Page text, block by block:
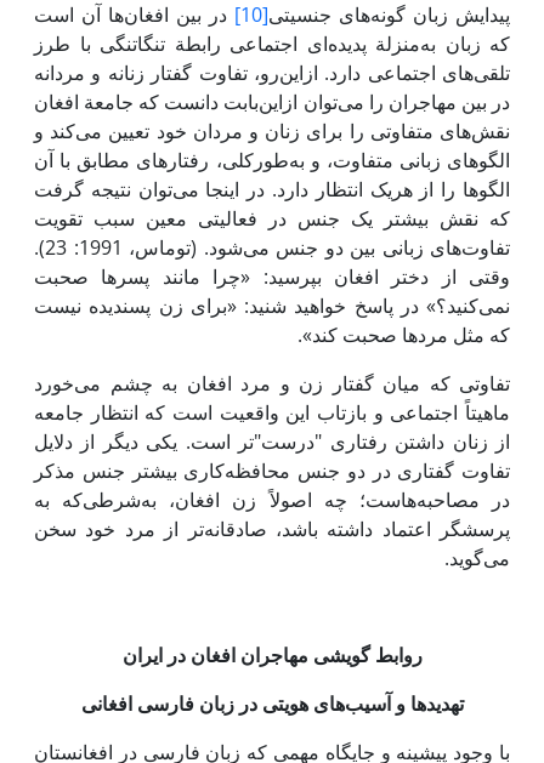
پیدایش زبان گونه‌های جنسیتی[10]
در بین افغان‌ها آن است
که زبان به‌منزلة پدیده‌ای اجتماعی رابطة تنگاتنگی با طرز
تلقی‌های اجتماعی دارد. ازاین‌رو، تفاوت گفتار زنانه و مردانه
در بین مهاجران را می‌توان ازاین‌بابت دانست که جامعة افغان‌
نقش‌های متفاوتی را برای زنان و مردان خود تعیین می‌کند و
الگوهای زبانی متفاوت، و به‌طورکلی‌، رفتارهای مطابق با آن
الگوها را از هریک انتظار دارد. در اینجا می‌توان نتیجه گرفت
که نقش بیشتر یک جنس در فعالیتی معین سبب تقویت
تفاوت‌های زبانی بین دو جنس می‌شود. (توماس، 1991: 23).
وقتی از دختر افغان بپرسید: «چرا مانند پسرها صحبت
نمی‌کنید؟» در پاسخ خواهید شنید: «برای زن پسندیده نیست
که مثل مردها صحبت کند».
تفاوتی که میان گفتار زن و مرد افغان‌ به چشم می‌خورد
ماهیتاً اجتماعی و بازتاب این واقعیت است که انتظار جامعه
از زنان داشتن رفتاری "درست"تر است. یکی دیگر از دلایل
تفاوت گفتاری در دو جنس محافظه‌کاری بیشتر جنس مذکر
در مصاحبه‌هاست؛ چه اصولاً زن افغان‌، به‌شرطی‌که به
پرسشگر اعتماد داشته باشد، صادقانه‌تر از مرد خود سخن
می‌گوید.
روابط گویشی مهاجران افغان‌ در ایران
تهدیدها و آسیب‌های هویتی در زبان فارسی افغانی
با وجود پیشینه و جایگاه مهمی که زبان فارسی در افغانستان